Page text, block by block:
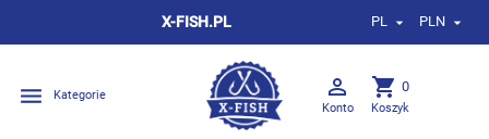
X-FISH.PL PL  PLN 
 Kategorie 
Konto
shopping_cart 0
Koszyk